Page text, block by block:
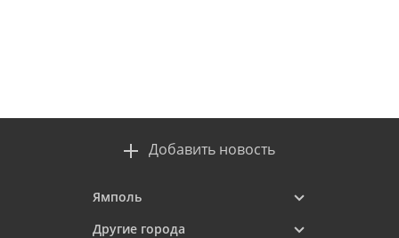
Добавить новость
Ямполь
Другие города